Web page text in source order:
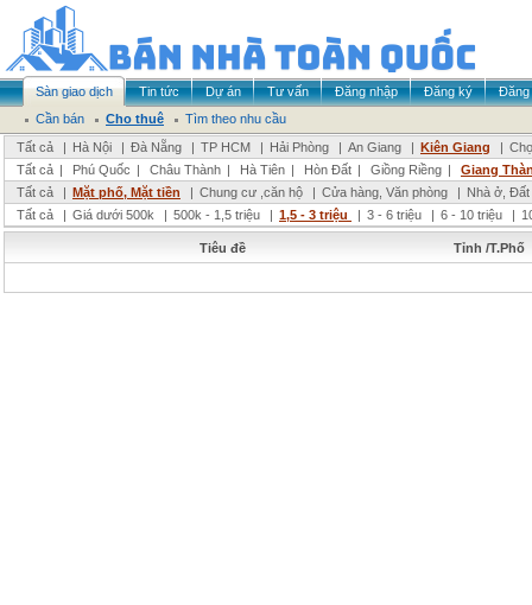
Sàn giao dịch Tin tức Dự án Tư vấn Đăng nhập Đăng ký
Đăng
Cần bán
Cho thuê
Tìm theo nhu cầu
Tất cả
| Hà Nội | Đà Nẵng | TP HCM | Hải Phòng | An Giang | Kiên Giang |
Tất cả | Phú Quốc | Châu Thành | Hà Tiên | Hòn Đất | Giồng Riềng |
Giang
Tất cả
| Mặt phố, Mặt tiền | Chung cư ,căn hộ | Cửa hàng, Văn phòng | Nhà ở,
Tất cả
| Giá dưới 500k | 500k - 1,5 triệu | 1,5 - 3 triệu | 3 - 6 triệu | 6 - 10 triệu |
Tiêu đề Tỉnh /T.Phố